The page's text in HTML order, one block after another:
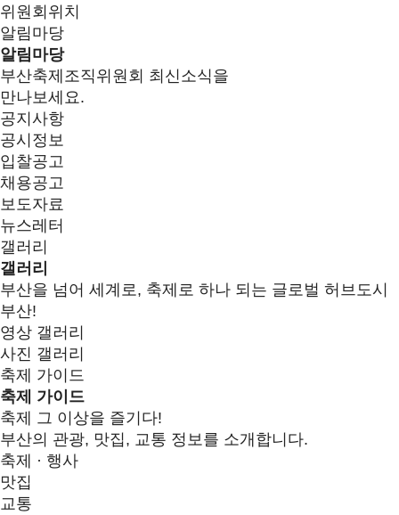
위원회위치
알림마당
알림마당
부산축제조직위원회 최신소식을
만나보세요.
공지사항
공시정보
입찰공고
채용공고
보도자료
뉴스레터
갤러리
갤러리
부산을 넘어 세계로, 축제로 하나 되는 글로벌 허브도시
부산!
영상 갤러리
사진 갤러리
축제 가이드
축제 가이드
축제 그 이상을 즐기다!
부산의 관광, 맛집, 교통 정보를 소개합니다.
축제 · 행사
맛집
교통